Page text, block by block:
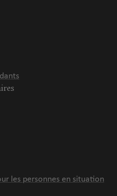
les personnes en situation